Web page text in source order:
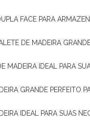
FACE PARA
DE MADEIRA
MADEIRA IDEAL PARA
GRANDE PERFEITO
IDEAL PARA SUAS